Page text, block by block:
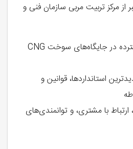
از مرکز تربیت مربی سازمان فنی و
فرصت اشتغال گسترده در جایگاه‌های سوخت CNG
استانداردها، قوانین و
ارتباط با مشتری، و توانمندی‌های